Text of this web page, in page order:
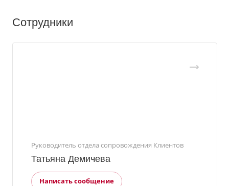
Сотрудники
Руководитель отдела сопровождения Клиентов
Татьяна Демичева
Написать сообщение